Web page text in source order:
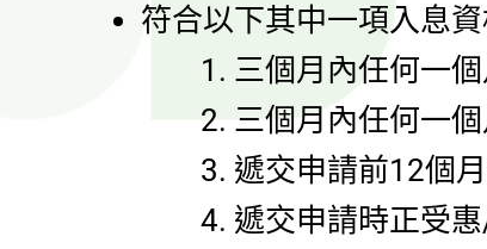
符合以下其中一項入息資
三個月內任何一個
三個月內任何一
遞交申請前12個
遞交申請時正受